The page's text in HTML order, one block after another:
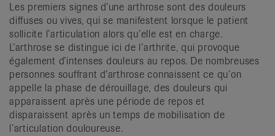
Les premiers signes d’une arthrose sont des douleurs
diffuses ou vives, qui se manifestent lorsque le patient
sollicite l’articulation alors qu’elle est en charge.
L’arthrose se distingue ici de l’arthrite, qui provoque
également d’intenses douleurs au repos. De nombreuses
personnes souffrant d’arthrose connaissent ce qu’on
appelle la phase de dérouillage, des douleurs qui
apparaissent après une période de repos et
disparaissent après un temps de mobilisation de
l’articulation douloureuse.